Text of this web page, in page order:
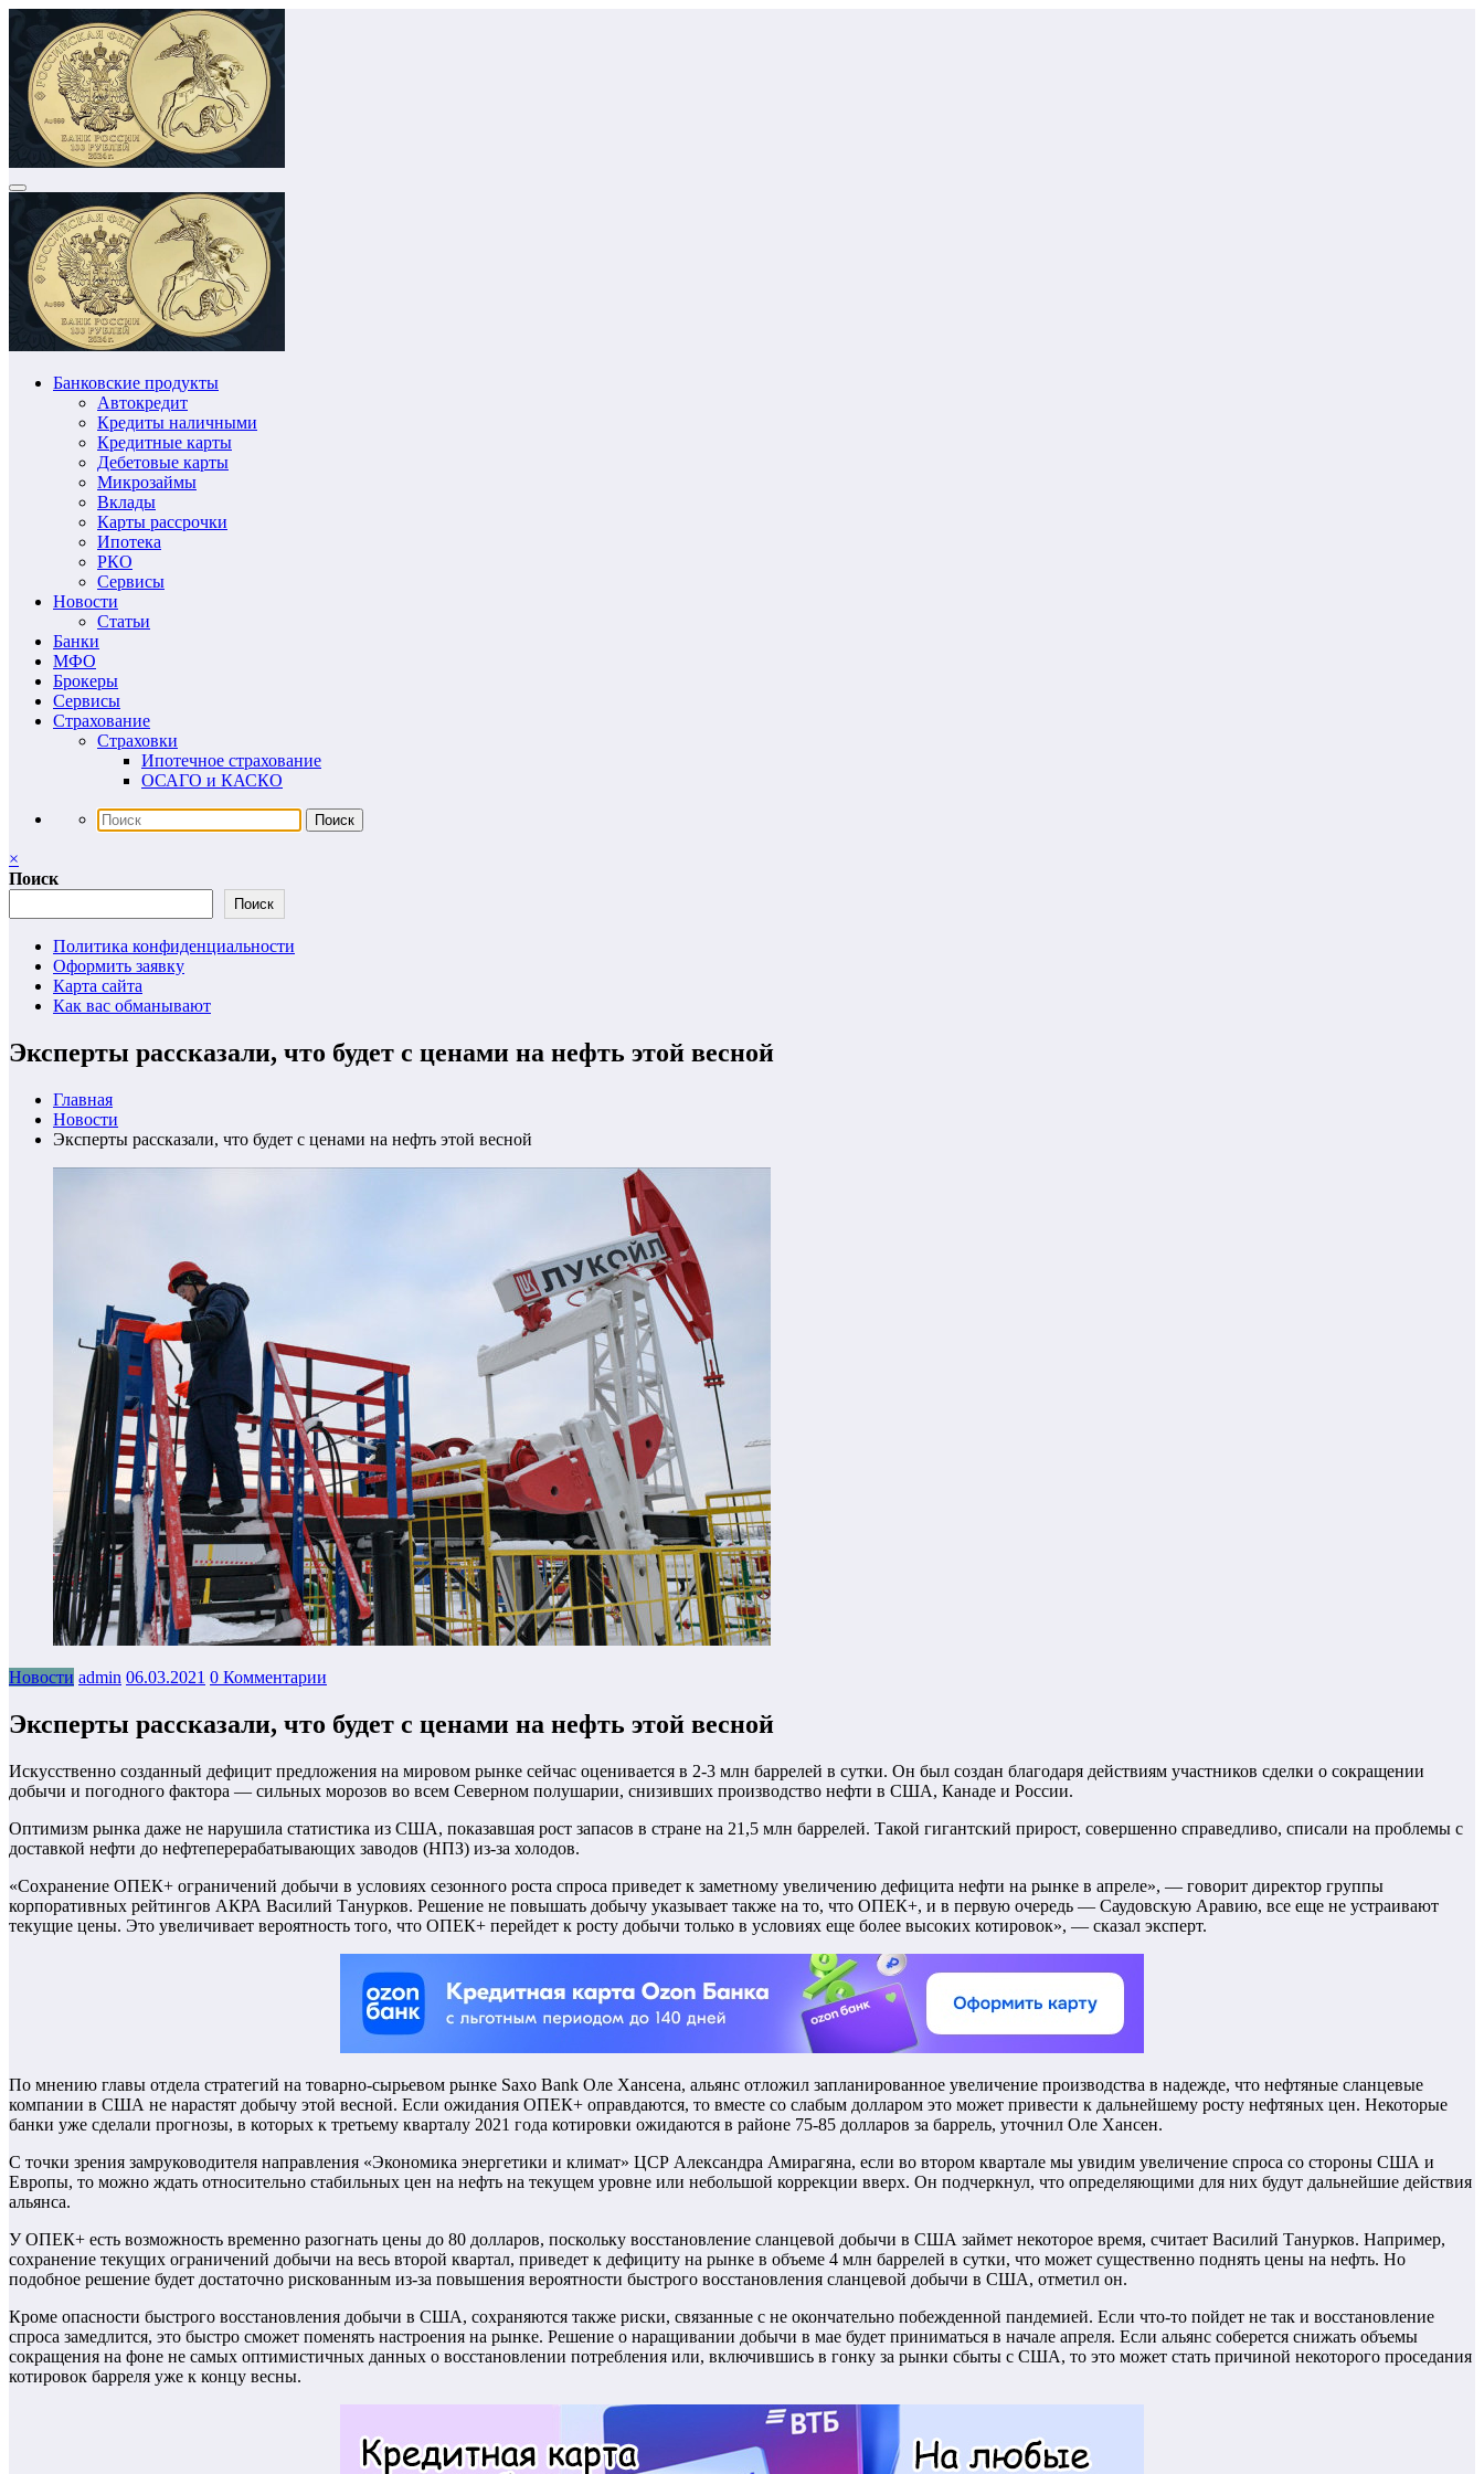
содержимому
Банковские продукты
Автокредит
Кредиты наличными
Кредитные карты
Дебетовые карты
Микрозаймы
Вклады
Карты рассрочки
Ипотека
РКО
Сервисы
Новости
Статьи
Банки
МФО
Брокеры
Сервисы
Страхование
Страховки
Ипотечное страхование
ОСАГО и КАСКО
×
Поиск
Поиск
Политика конфиденциальности
Оформить заявку
Карта сайта
Как вас обманывают
Эксперты рассказали, что будет с ценами на нефть этой весной
Главная
Новости
Эксперты рассказали, что будет с ценами на нефть этой весной
Новости admin 06.03.2021 0 Комментарии
Эксперты рассказали, что будет с ценами на нефть этой весной
Искусственно созданный дефицит предложения на мировом рынке сейчас оценивается в 2-3 млн баррелей в сутки. Он был создан благодаря действиям участников сделки о сокращении
добычи и погодного фактора — сильных морозов во всем Северном полушарии, снизивших производство нефти в США, Канаде и России.
Оптимизм рынка даже не нарушила статистика из США, показавшая рост запасов в стране на 21,5 млн баррелей. Такой гигантский прирост, совершенно справедливо, списали на проблемы с
доставкой нефти до нефтеперерабатывающих заводов (НПЗ) из-за холодов.
«Сохранение ОПЕК+ ограничений добычи в условиях сезонного роста спроса приведет к заметному увеличению дефицита нефти на рынке в апреле», — говорит директор группы
корпоративных рейтингов АКРА Василий Танурков. Решение не повышать добычу указывает также на то, что ОПЕК+, и в первую очередь — Саудовскую Аравию, все еще не устраивают
текущие цены. Это увеличивает вероятность того, что ОПЕК+ перейдет к росту добычи только в условиях еще более высоких котировок», — сказал эксперт.
По мнению главы отдела стратегий на товарно-сырьевом рынке Saxo Bank Оле Хансена, альянс отложил запланированное увеличение производства в надежде, что нефтяные сланцевые
компании в США не нарастят добычу этой весной. Если ожидания ОПЕК+ оправдаются, то вместе со слабым долларом это может привести к дальнейшему росту нефтяных цен. Некоторые
банки уже сделали прогнозы, в которых к третьему кварталу 2021 года котировки ожидаются в районе 75-85 долларов за баррель, уточнил Оле Хансен.
С точки зрения замруководителя направления «Экономика энергетики и климат» ЦСР Александра Амирагяна, если во втором квартале мы увидим увеличение спроса со стороны США и
Европы, то можно ждать относительно стабильных цен на нефть на текущем уровне или небольшой коррекции вверх. Он подчеркнул, что определяющими для них будут дальнейшие действия
альянса.
У ОПЕК+ есть возможность временно разогнать цены до 80 долларов, поскольку восстановление сланцевой добычи в США займет некоторое время, считает Василий Танурков. Например,
сохранение текущих ограничений добычи на весь второй квартал, приведет к дефициту на рынке в объеме 4 млн баррелей в сутки, что может существенно поднять цены на нефть. Но
подобное решение будет достаточно рискованным из-за повышения вероятности быстрого восстановления сланцевой добычи в США, отметил он.
Кроме опасности быстрого восстановления добычи в США, сохраняются также риски, связанные с не окончательно побежденной пандемией. Если что-то пойдет не так и восстановление
спроса замедлится, это быстро сможет поменять настроения на рынке. Решение о наращивании добычи в мае будет приниматься в начале апреля. Если альянс соберется снижать объемы
сокращения на фоне не самых оптимистичных данных о восстановлении потребления или, включившись в гонку за рынки сбыты с США, то это может стать причиной некоторого проседания
котировок барреля уже к концу весны.